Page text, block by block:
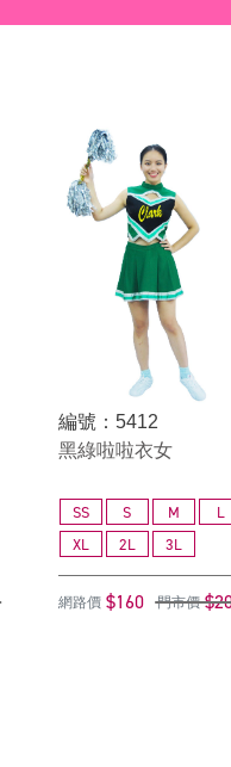
編號：5412
黑綠啦啦衣女
SS S M
L
XL
2L 3L
網路價 $160 門市價